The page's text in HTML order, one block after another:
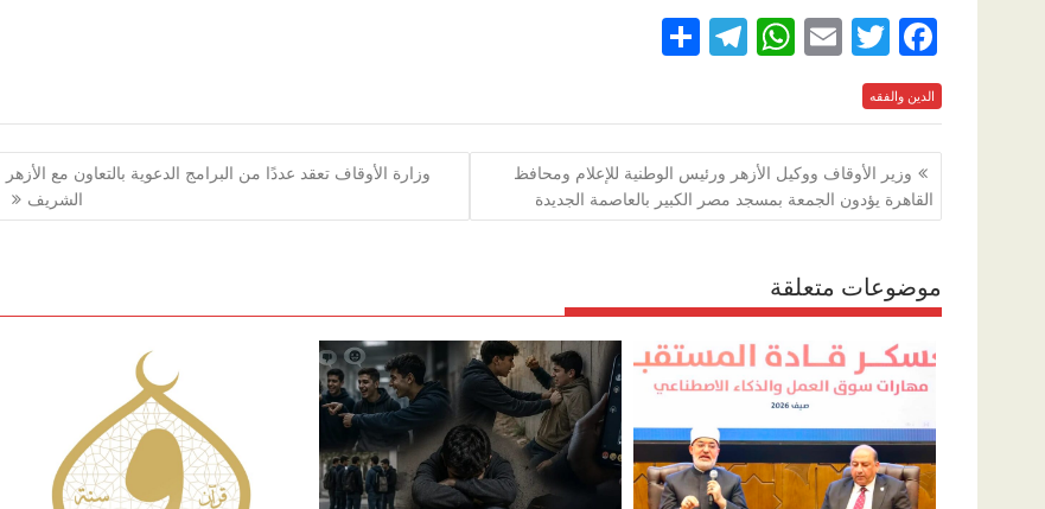
F
ac
e
b
o
o
T
itt
er
E
ai
l
W
at
s
A
p
T
e
gr
a
m
ar
e
الدين والفقه
تصفّح
المقالات
وزير الأوقاف ووكيل الأزهر ورئيس الوطنية للإعلام ومحافظ
القاهرة يؤدون الجمعة بمسجد مصر الكبير بالعاصمة الجديدة
وزارة الأوقاف تعقد عددًا من البرامج الدعوية بالتعاون مع الأزهر
الشريف
موضوعات متعلقة